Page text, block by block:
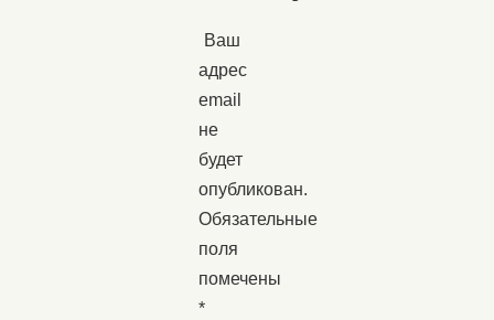
Ваш
адрес
email
не
будет
опубликован.
Обязательные
поля
помечены
*